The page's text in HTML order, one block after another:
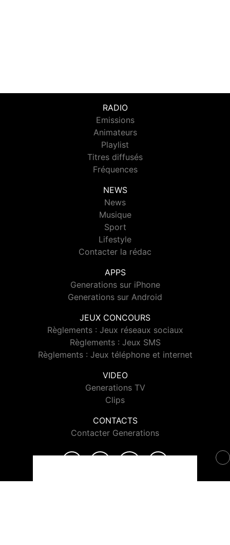
RADIO
Emissions
Animateurs
Playlist
Titres diffusés
Fréquences
NEWS
News
Musique
Sport
Lifestyle
Contacter la rédac
APPS
Generations sur iPhone
Generations sur Android
JEUX CONCOURS
Règlements : Jeux réseaux sociaux
Règlements : Jeux SMS
Règlements : Jeux téléphone et internet
VIDEO
Generations TV
Clips
CONTACTS
Contacter Generations